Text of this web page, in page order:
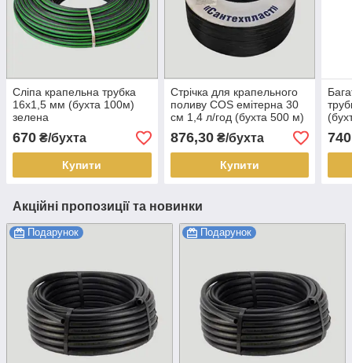
Сліпа крапельна трубка
16х1,5 мм (бухта 100м)
зелена
670 ₴/бухта
Купити
Стрічка для крапельного
поливу COS емітерна 30
см 1,4 л/год (бухта 500 м)
876,30₴/бухта
Купити
Акційні пропозиції та новинки
Подарунок Подарунок